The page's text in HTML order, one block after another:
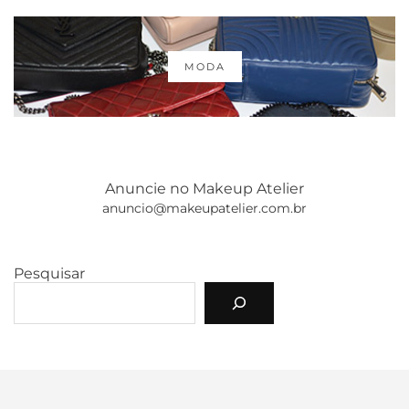
MODA
Anuncie no Makeup Atelier
anuncio@makeupatelier.com.br
Pesquisar